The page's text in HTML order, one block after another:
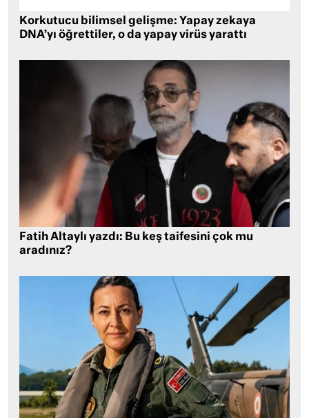
Korkutucu bilimsel gelişme: Yapay zekaya
DNA’yı öğrettiler, o da yapay virüs yarattı
Fatih Altaylı yazdı: Bu keş taifesini çok mu
aradınız?